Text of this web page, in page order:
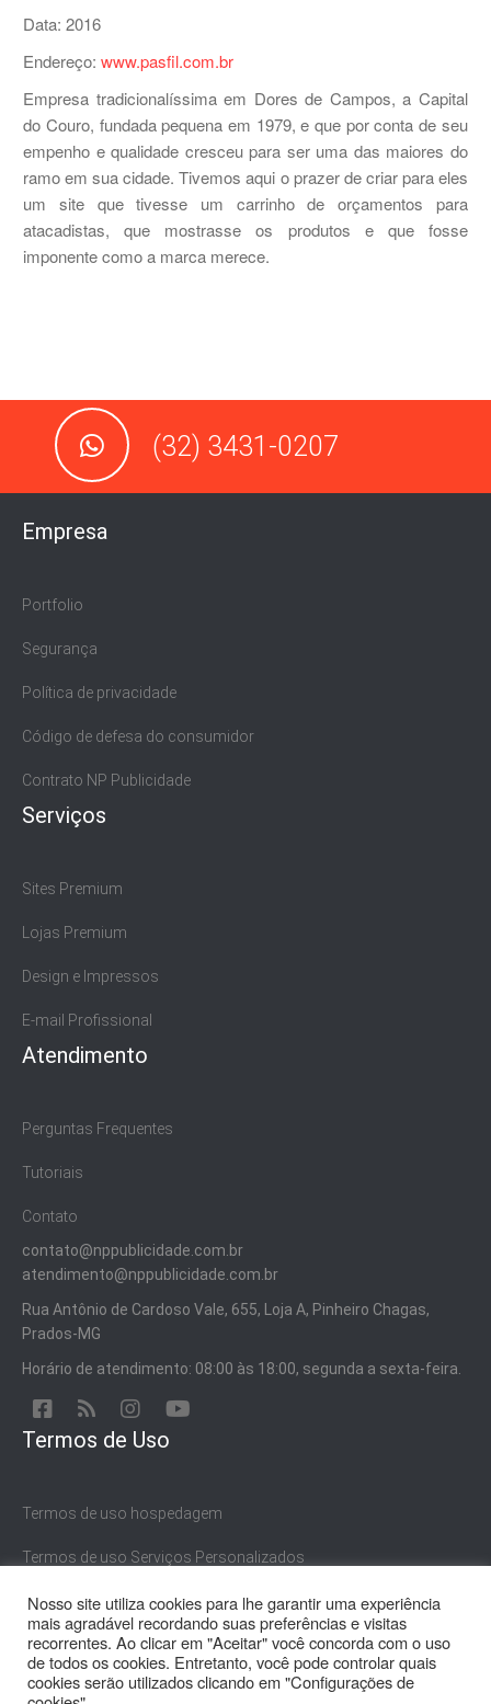
Data: 2016
Endereço:www.pasfil.com.br
Empresa tradicionalíssima em Dores de Campos, a Capital
do Couro, fundada pequena em 1979, e que por conta de seu
empenho e qualidade cresceu para ser uma das maiores do
ramo em sua cidade. Tivemos aqui o prazer de criar para eles
um site que tivesse um carrinho de orçamentos para
atacadistas, que mostrasse os produtos e que fosse
imponente como a marca merece.
(32) 3431-0207
Empresa
Portfolio
Segurança
Política de privacidade
Código de defesa do consumidor
Contrato NP Publicidade
Serviços
Sites Premium
Lojas Premium
Design e Impressos
E-mail Profissional
Atendimento
Perguntas Frequentes
Tutoriais
Contato
contato@nppublicidade.com.br
atendimento@nppublicidade.com.br
Rua Antônio de Cardoso Vale, 655, Loja A, Pinheiro Chagas,
Prados-MG
Horário de atendimento: 08:00 às 18:00, segunda a sexta-feira.
Termos de Uso
Termos de uso hospedagem
Termos de uso Serviços Personalizados
Termos de uso Serviços Gratuitos
Nosso site utiliza cookies para lhe garantir uma experiência
mais agradável recordando suas preferências e visitas
recorrentes. Ao clicar em "Aceitar" você concorda com o uso
de todos os cookies. Entretanto, você pode controlar quais
cookies serão utilizados clicando em "Configurações de